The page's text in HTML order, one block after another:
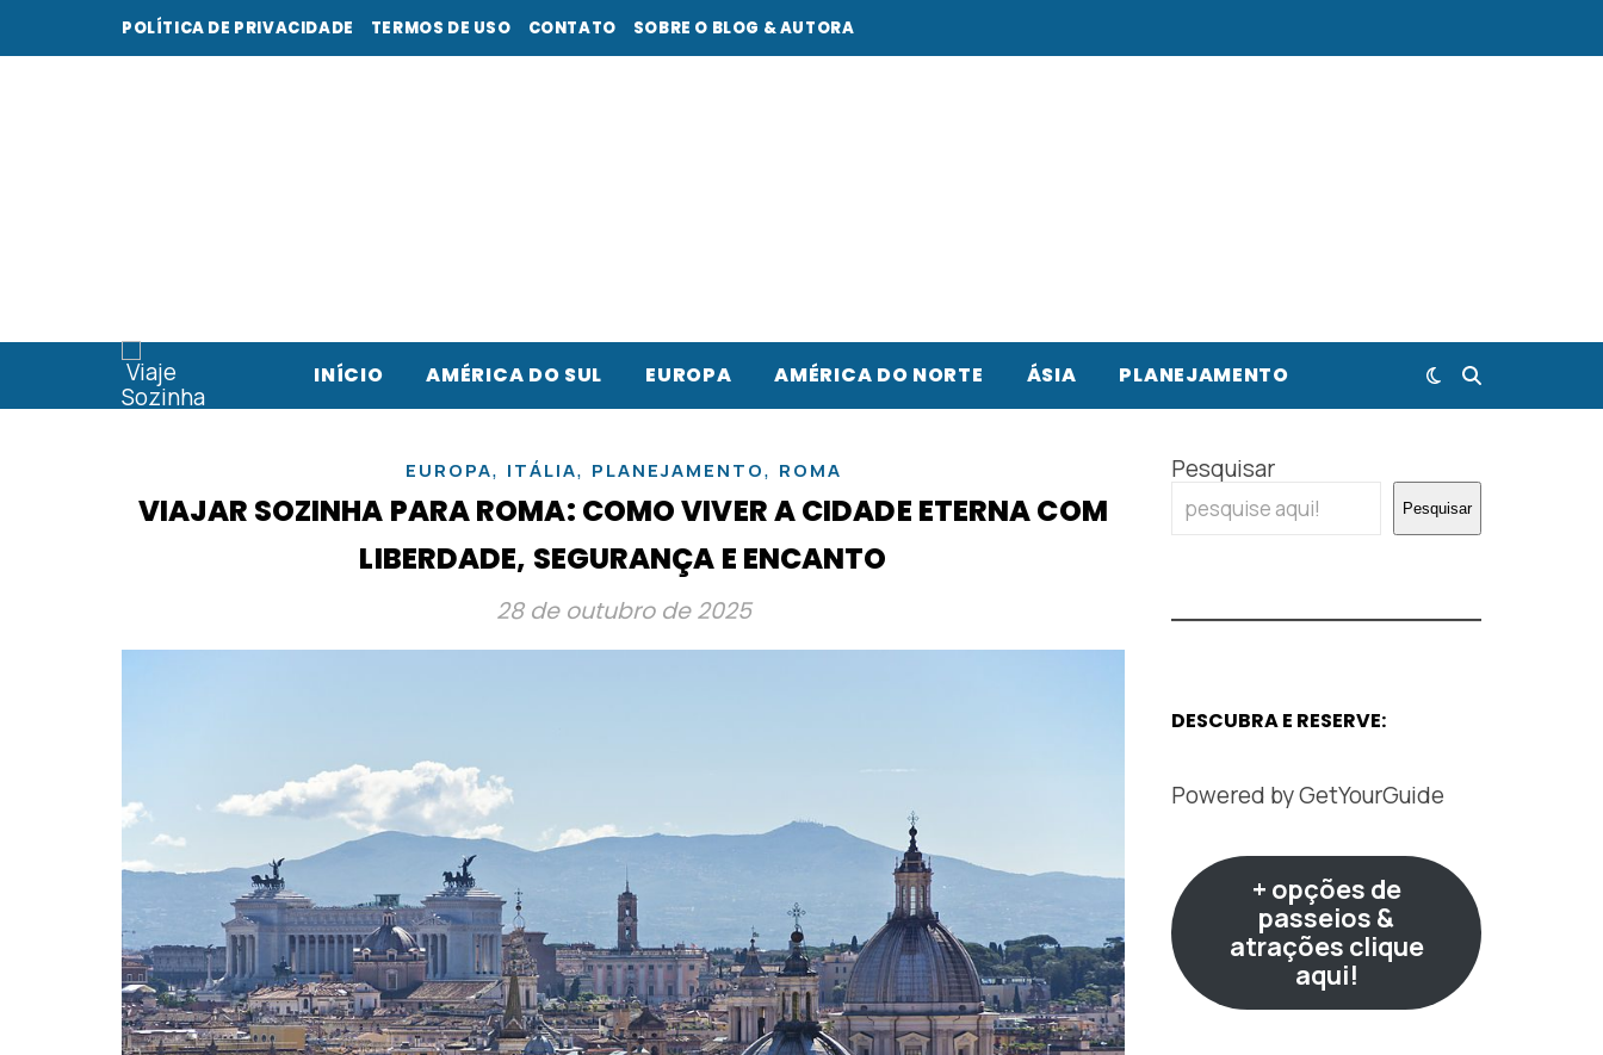
POLÍTICA DE PRIVACIDADE TERMOS DE USO CONTATO SOBRE O BLOG & AUTORA
INÍCIO AMÉRICA DO SUL EUROPA AMÉRICA DO NORTE ÁSIA PLANEJAMENTO
EUROPA, ITÁLIA, PLANEJAMENTO, ROMA
VIAJAR SOZINHA PARA ROMA: COMO VIVER A CIDADE ETERNA COM
LIBERDADE, SEGURANÇA E ENCANTO
28 de outubro de 2025
Pesquisar
Pesquisar
DESCUBRA E RESERVE:
Powered byGetYourGuide
+ opções de
passeios &
atrações clique
aqui!